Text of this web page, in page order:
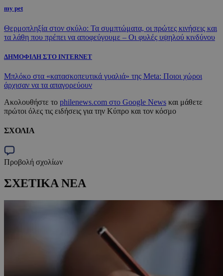
my pet
Θερμοπληξία στον σκύλο: Τα συμπτώματα, οι πρώτες κινήσεις και
τα λάθη που πρέπει να αποφεύγουμε – Οι φυλές υψηλού κινδύνου
ΔΗΜΟΦΙΛΗ ΣΤΟ INTERNET
Μπλόκο στα «κατασκοπευτικά γυαλιά» της Μeta: Ποιοι χώροι
άρχισαν να τα απαγορεύουν
Ακολουθήστε το philenews.com στο Google News και μάθετε
πρώτοι όλες τις ειδήσεις για την Κύπρο και τον κόσμο
ΣΧΟΛΙΑ
Προβολή σχολίων
ΣΧΕΤΙΚΑ ΝΕΑ